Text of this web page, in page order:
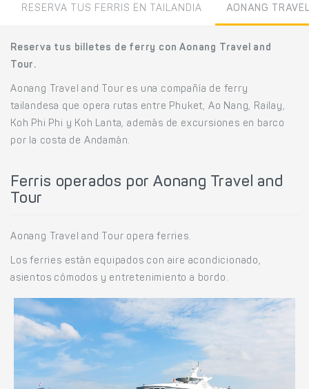
RESERVA TUS FERRIS EN TAILANDIA AONANG
Reserva tus billetes de ferry con Aonang Travel and
Tour.
Aonang Travel and Tour es una compañía de ferry
tailandesa que opera rutas entre Phuket, Ao Nang, Railay,
Koh Phi Phi y Koh Lanta, además de excursiones en barco
por la costa de Andamán.
Ferris operados por Aonang Travel and
Tour
Aonang Travel and Tour opera ferries.
Los ferries están equipados con aire acondicionado,
asientos cómodos y entretenimiento a bordo.